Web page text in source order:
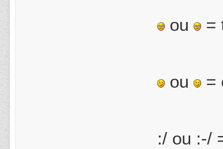
ou =
ou =
:/ ou :-/